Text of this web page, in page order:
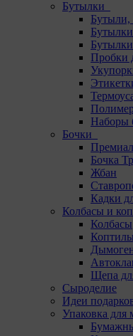
Бутылки
Бутыли,
Бутылки
Пробки
Наборы
Бочки
Бочка
Жбан
Кадки
Колбасы и
Колбасы
Щепа
Сыроделие
Идеи
Упаковка для